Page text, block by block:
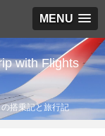
MENU
with Flights
搭乗記と旅行記